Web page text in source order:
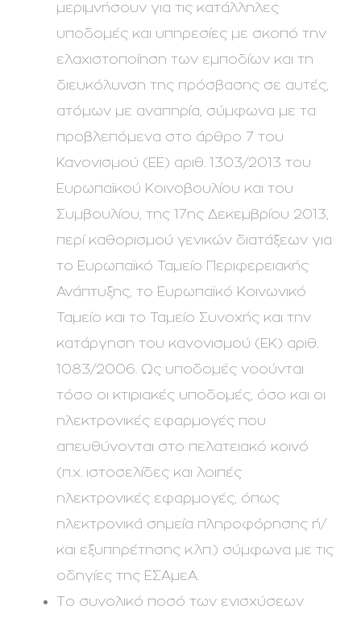
μεριμνήσουν για τις κατάλληλες
υποδομές και υπηρεσίες με σκοπό την
ελαχιστοποίηση των εμποδίων και τη
διευκόλυνση της πρόσβασης σε αυτές,
ατόμων με αναπηρία, σύμφωνα με τα
προβλεπόμενα στο άρθρο 7 του
Κανονισμού (ΕΕ) αριθ. 1303/2013 του
Ευρωπαϊκού Κοινοβουλίου και του
Συμβουλίου, της 17ης Δεκεμβρίου 2013,
περί καθορισμού γενικών διατάξεων για
το Ευρωπαϊκό Ταμείο Περιφερειακής
Ανάπτυξης, το Ευρωπαϊκό Κοινωνικό
Ταμείο και το Ταμείο Συνοχής και την
κατάργηση του κανονισμού (ΕΚ) αριθ.
1083/2006. Ως υποδομές νοούνται
τόσο οι κτιριακές υποδομές, όσο και οι
ηλεκτρονικές εφαρμογές που
απευθύνονται στο πελατειακό κοινό
(π.χ. ιστοσελίδες και λοιπές
ηλεκτρονικές εφαρμογές, όπως
ηλεκτρονικά σημεία πληροφόρησης ή/
και εξυπηρέτησης κ.λπ.) σύμφωνα με τις
οδηγίες της ΕΣΑμεΑ.
Το συνολικό ποσό των ενισχύσεων